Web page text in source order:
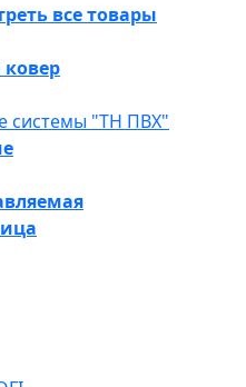
все товары
системы "ТН ПВХ"